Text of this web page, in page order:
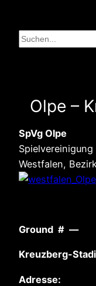
Inhalt
springen
Suchen
Olpe –
SpVg Olpe
Spielvereinigung
Westfalen,
Ground # —
Kreuzberg-
Adresse: